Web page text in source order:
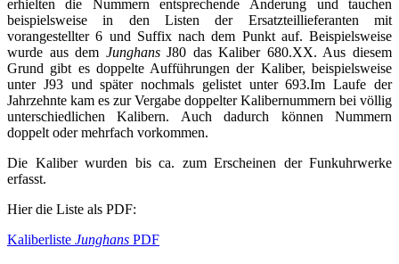
erhielten die Nummern entsprechende Änderung und tauchen
beispielsweise in den Listen der Ersatzteillieferanten mit
vorangestellter 6 und Suffix nach dem Punkt auf. Beispielsweise
wurde aus dem JunghansJ80 das Kaliber 680.XX. Aus diesem
Grund gibt es doppelte Aufführungen der Kaliber, beispielsweise
unter J93 und später nochmals gelistet unter 693.Im Laufe der
Jahrzehnte kam es zur Vergabe doppelter Kalibernummern bei völlig
unterschiedlichen Kalibern. Auch dadurch können Nummern
doppelt oder mehrfach vorkommen.
Die Kaliber wurden bis ca. zum Erscheinen der Funkuhrwerke
erfasst.
Hier die Liste als PDF:
Kaliberliste Junghans PDF